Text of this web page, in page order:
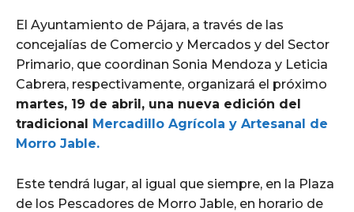
El Ayuntamiento de Pájara, a través de las
concejalías de Comercio y Mercados y del Sector
Primario, que coordinan Sonia Mendoza y Leticia
Cabrera, respectivamente, organizará el próximo
martes, 19 de abril, una nueva edición del
tradicional Mercadillo Agrícola y Artesanal de
Morro Jable.
Este tendrá lugar, al igual que siempre, en la Plaza
de los Pescadores de Morro Jable, en horario de